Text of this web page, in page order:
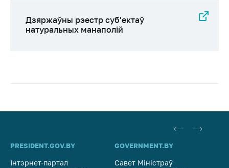
Дзяржаўны рэестр суб'eктаў
натуральных манаполій
PRESIDENT.GOV.BY
Інтэрнет-партал
GOVERNMENT.BY
Савет Міністраў